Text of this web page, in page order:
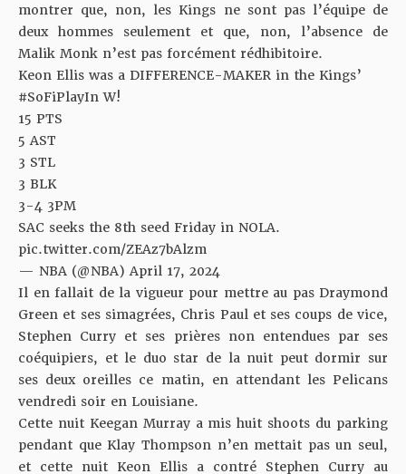
montrer que, non, les Kings ne sont pas l’équipe de
deux hommes seulement et que, non, l’absence de
Malik Monk n’est pas forcément rédhibitoire.
Keon Ellis was a DIFFERENCE-MAKER in the Kings’
#SoFiPlayIn W!
15 PTS
5 AST
3 STL
3 BLK
3-4 3PM
SAC seeks the 8th seed Friday in NOLA.
pic.twitter.com/ZEAz7bAlzm
— NBA (@NBA)April 17, 2024
Il en fallait de la vigueur pour mettre au pas Draymond
Green et ses simagrées, Chris Paul et ses coups de vice,
Stephen Curry et ses prières non entendues par ses
coéquipiers, et le duo star de la nuit peut dormir sur
ses deux oreilles ce matin, en attendant les Pelicans
vendredi soir en Louisiane.
Cette nuit Keegan Murray a mis huit shoots du parking
pendant que Klay Thompson n’en mettait pas un seul,
et cette nuit Keon Ellis a contré Stephen Curry au